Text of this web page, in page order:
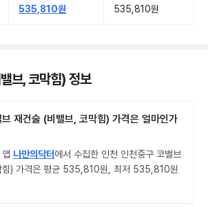
535,810원 535,810원
브, 코막힘) 정보
재건술 (비밸브, 코막힘) 가격은 얼마인가
나만의닥터에서 수집한 인천 인천중구 코밸브
힘) 가격은 평균 535,810원, 최저 535,810원